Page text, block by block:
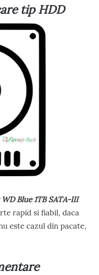
tip HDD
Blue 1TB SATA-III
rapid si fiabil, daca
este cazul din pacate,